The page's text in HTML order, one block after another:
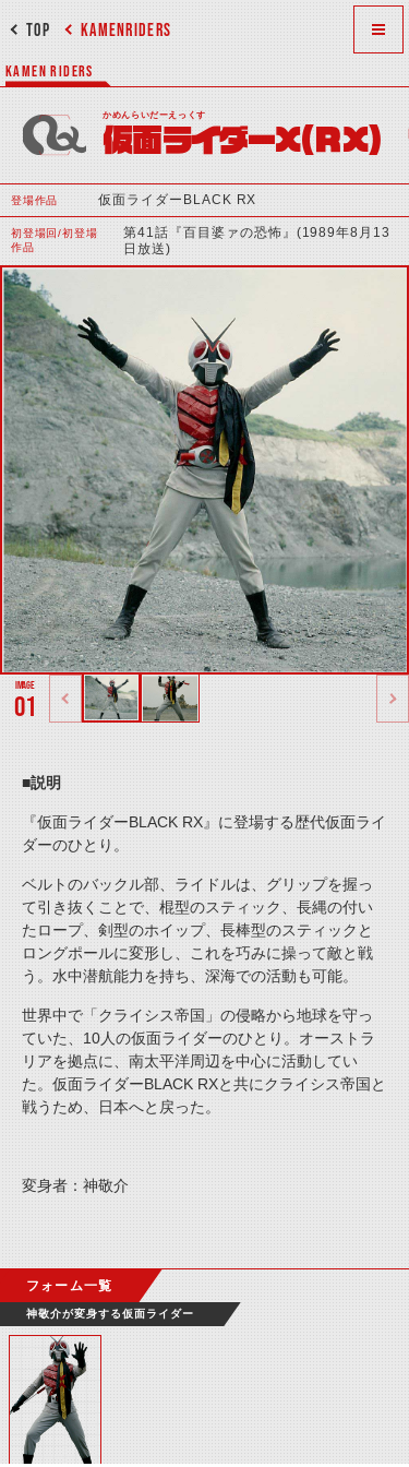
KAMENRIDERS
TOP
KAMEN RIDERS
かめんらいだーえっくす
仮面ライダーX（RX）
登場作品 仮面ライダーBLACK RX
初登場回/初登場
作品
第41話『百目婆ァの恐怖』(1989年8月13
日放送)
01
■説明
『仮面ライダーBLACK RX』に登場する歴代仮面ライ
ダーのひとり。
ベルトのバックル部、ライドルは、グリップを握っ
て引き抜くことで、棍型のスティック、長縄の付い
たロープ、剣型のホイップ、長棒型のスティックと
ロングポールに変形し、これを巧みに操って敵と戦
う。水中潜航能力を持ち、深海での活動も可能。
世界中で「クライシス帝国」の侵略から地球を守っ
ていた、10人の仮面ライダーのひとり。オーストラ
リアを拠点に、南太平洋周辺を中心に活動してい
た。仮面ライダーBLACK RXと共にクライシス帝国と
戦うため、日本へと戻った。
変身者：神敬介
フォーム一覧
神敬介が変身する仮面ライダー